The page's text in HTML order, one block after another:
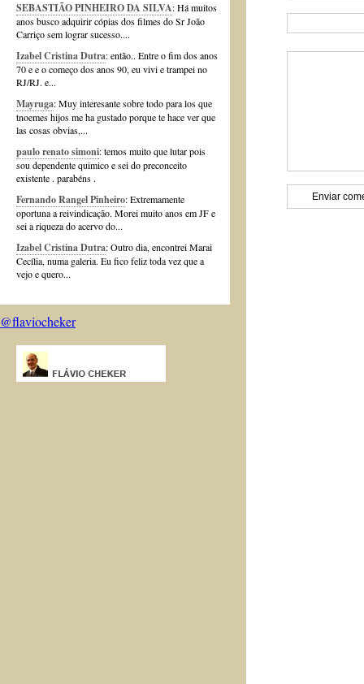
SEBASTIÃO PINHEIRO DA SILVA: Há muitos
anos busco adquirir cópias dos filmes do Sr João
Carriço sem lograr sucesso....
Izabel Cristina Dutra: então.. Entre o fim dos anos
70 e e o começo dos anos 90, eu vivi e trampei no
RJ/RJ. e...
Mayruga: Muy interesante sobre todo para los que
tnoemes hijos me ha gustado porque te hace ver que
las cosas obvias,...
paulo renato simoni: temos muito que lutar pois
sou dependente quimico e sei do preconceito
existente . parabéns .
Fernando Rangel Pinheiro: Extremamente
oportuna a reivindicação. Morei muito anos em JF e
sei a riqueza do acervo do...
Izabel Cristina Dutra: Outro dia, encontrei Marai
Cecília, numa galeria. Eu fico feliz toda vez que a
vejo e quero...
@flaviocheker